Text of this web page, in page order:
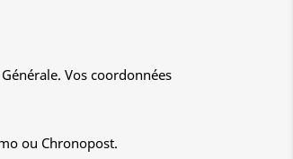
Vos coordonnées
ou Chronopost.